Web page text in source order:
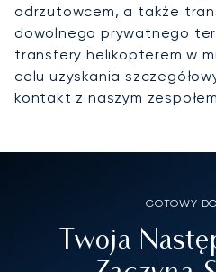
odrzutowcem, a także
dowolnego prywatnego
transfery helikopterem w
celu uzyskania
kontakt z naszym
GOTOWY
Twoja